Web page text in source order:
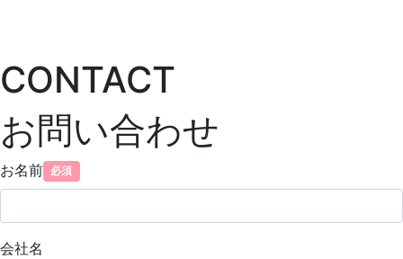
CONTACT
お問い合わせ
お名前
会社名